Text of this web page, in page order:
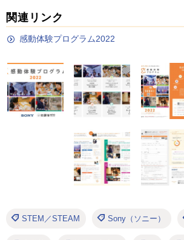
関連リンク
感動体験プログラム2022
STEM／STEAM Sony（ソニー）